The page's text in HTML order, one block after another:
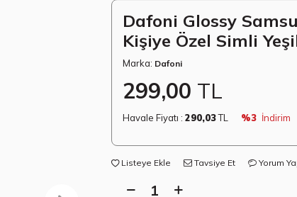
Dafoni Glossy
Kişiye Özel Simli
Marka: Dafoni
299,00 TL
Havale Fiyatı : 290,03TL %3 İndirim
Listeye Ekle Tavsiye Et Yorum